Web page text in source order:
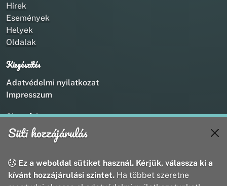
Hírek
Események
Helyek
Oldalak
Kiegészítés
Adatvédelmi nyilatkozat
Impresszum
Kapcsolat
+36 20 211 1888
webmaster@utirany.hu
8419 Csesznek, Vasút u.18.
Süti hozzájárulás
Ez a weboldal sütiket használ. Kérjük, válassza ki a
kívánt hozzájárulási szintet. Ha többet szeretne